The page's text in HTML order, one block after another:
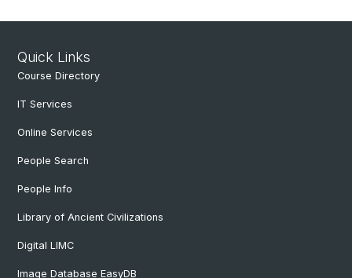
Quick Links
Course Directory
IT Services
Online Services
People Search
People Info
Library of Ancient Civilizations
Digital LIMC
Image Database EasyDB